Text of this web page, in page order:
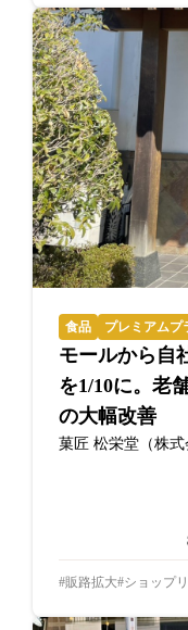
食品 プレミアムプ
モールから自
を1/10に。老
の大幅改善
菓匠 松栄堂（株式
販路拡大 ショップ